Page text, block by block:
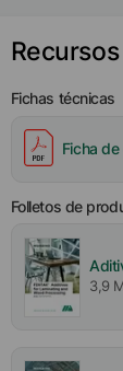
Recursos
Fichas técnicas
Ficha
Folletos de
3,9